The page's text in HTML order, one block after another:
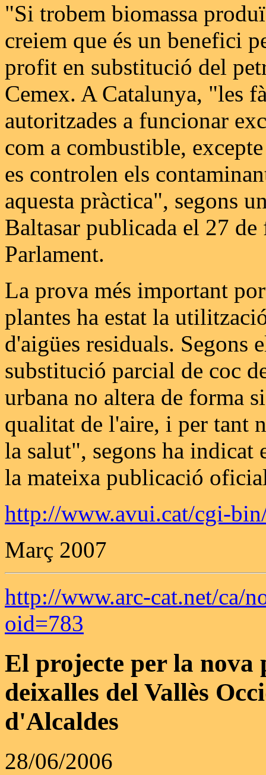
"Si trobem biomassa
creiem que és un benefici
profit en substitució del
Cemex. A Catalunya, "les
autoritzades a funcionar
com a combustible,
es controlen els
aquesta pràctica", segons
Baltasar publicada el 27
Parlament.
La prova més important
plantes ha estat la
d'aigües residuals. Segons
substitució parcial de coc
urbana no altera de forma
qualitat de l'aire, i per tant
la salut", segons ha
la mateixa publicació
http://www.avui.cat/cgi-
Març 2007
http://www.arc-cat.net/ca/
oid=783
El projecte per la nova
deixalles del Vallès
d'Alcaldes
28/06/2006